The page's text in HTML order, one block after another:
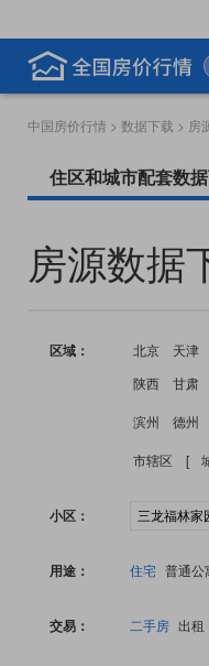
中国房价行情 > 数据下载 > 房
住区和城市配套数
房源数据
区域： 北京 天津
陕西
甘肃
滨州 德州
市辖区 [
小区：
用途： 住宅 普通公
交易： 二手房 出租